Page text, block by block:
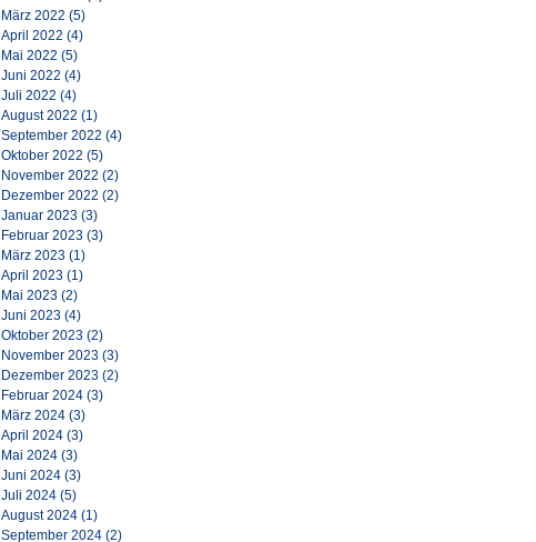
März 2022 (5)
April 2022 (4)
Mai 2022 (5)
Juni 2022 (4)
Juli 2022 (4)
August 2022 (1)
September 2022 (4)
Oktober 2022 (5)
November 2022 (2)
Dezember 2022 (2)
Januar 2023 (3)
Februar 2023 (3)
März 2023 (1)
April 2023 (1)
Mai 2023 (2)
Juni 2023 (4)
Oktober 2023 (2)
November 2023 (3)
Dezember 2023 (2)
Februar 2024 (3)
März 2024 (3)
April 2024 (3)
Mai 2024 (3)
Juni 2024 (3)
Juli 2024 (5)
August 2024 (1)
September 2024 (2)